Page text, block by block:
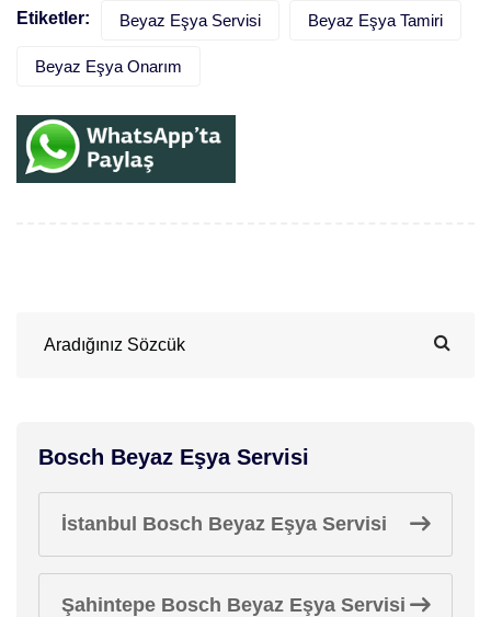
Etiketler: Beyaz Eşya Servisi Beyaz Eşya Tamiri
Beyaz Eşya Onarım
Bosch Beyaz Eşya Servisi
İstanbul Bosch Beyaz Eşya Servisi
Şahintepe Bosch Beyaz Eşya Servisi